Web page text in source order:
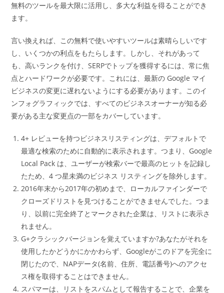
無料のツールを最大限に活用し、多大な利益を得ることができ
ます。
言い換えれば、この無料で使いやすいツールは素晴らしいです
し、いくつかの利点をもたらします。しかし、それがあって
も、高いランクを付け、SERPでトップを獲得するには、常に焦
点とハードワークが必要です。これには、最新の Google マイ
ビジネスの変更に遅れないようにする必要があります。このイ
ンフォグラフィックでは、すべてのビジネスオーナーが知る必
要がある主な変更点の一部をカバーしています。
4+ レビューを持つビジネスリスティングは、デフォルトで
最適な検索のために自動的に表示されます。つまり、Google
Local Pack は、ユーザーが検索バーで最高のヒットを記録し
たため、4 つ星未満のビジネス リスティングを除外します。
2016年末から2017年の初めまで、ローカルファインダーで
クローズドリストを見つけることができませんでした。つま
り、以前に完全終了とマークされた企業は、リストに表示さ
れません。
G+クラシックバージョンを覚えていますか?あなたがそれを
使用したかどうかにかかわらず、Googleがこのドアを完全に
閉じたので、NAPデータ(名前、住所、電話番号)へのアクセ
ス権を取得することはできません。
スパマーは、リストをスパムとして報告することで、企業を